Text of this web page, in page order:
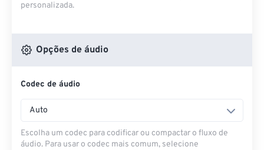
personalizada.
Opções de áudio
Codec de áudio
Auto
Escolha um codec para codificar ou compactar o fluxo de
áudio. Para usar o codec mais comum, selecione